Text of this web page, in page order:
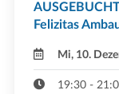
Felizitas
Mi, 10.
19:30 -